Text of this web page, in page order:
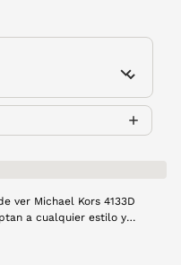
ver Michael Kors 4133D
a cualquier estilo y
un accesorio cómodo y